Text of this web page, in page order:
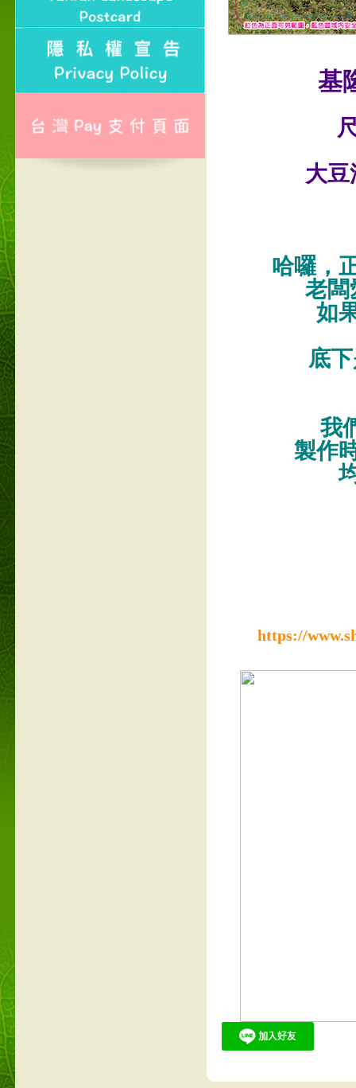
基
大
哈囉，
老闆
如
底
我
製作
https://